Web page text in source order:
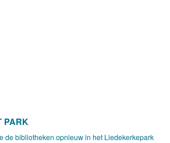
PARK
de bibliotheken opnieuw in het Liedekerkepark